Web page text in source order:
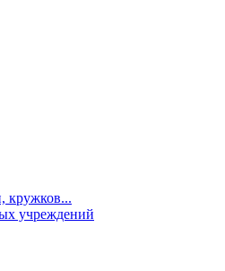
кружков...
учреждений